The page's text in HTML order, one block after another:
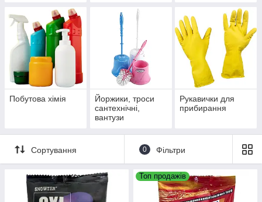
Побутова хімія
Йоржики, троси
сантехнічні,
вантузи
Рукавички для
прибирання
Сортування 0 Фільтри
Топ продажів